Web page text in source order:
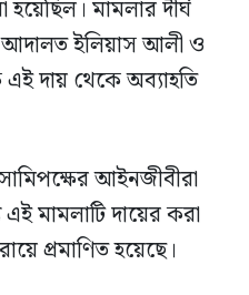
মামলার দীর্ঘ
আদালত ইলিয়াস আলী ও
দায় থেকে অব্যাহতি
আইনজীবীরা
মামলাটি দায়ের করা
প্রমাণিত হয়েছে।